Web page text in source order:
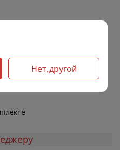
Нет, другой